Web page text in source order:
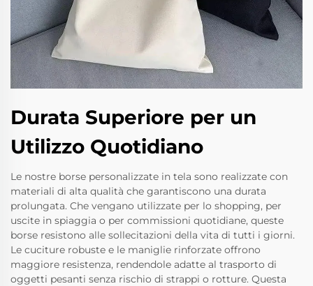
Durata Superiore per un
Utilizzo Quotidiano
Le nostre borse personalizzate in tela sono realizzate con
materiali di alta qualità che garantiscono una durata
prolungata. Che vengano utilizzate per lo shopping, per
uscite in spiaggia o per commissioni quotidiane, queste
borse resistono alle sollecitazioni della vita di tutti i giorni.
Le cuciture robuste e le maniglie rinforzate offrono
maggiore resistenza, rendendole adatte al trasporto di
oggetti pesanti senza rischio di strappi o rotture. Questa